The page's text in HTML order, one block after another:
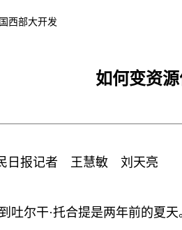
西部大开发
如何变资源
报记者 王慧敏 刘天亮
尔干·托合提是两年前的夏天